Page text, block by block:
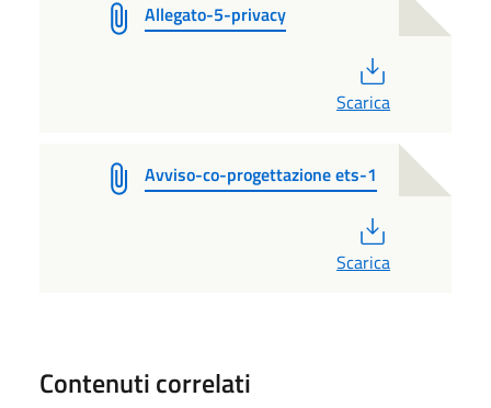
Allegato-5-privacy
Scarica
Avviso-co-progettazione ets-1
Scarica
Contenuti correlati